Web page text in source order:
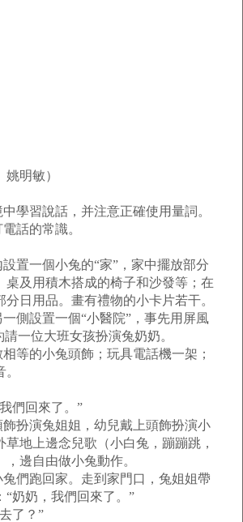
明敏）
習說話，并注意正確使用量詞。
話的常識。
一個小兔的“家”，家中擺放部分
桌及用積木搭成的椅子和沙發等；在
日用品。畫有禮物的小卡片若干。
設置一個“小醫院”，事先用屏風
一位大班女孩扮演兔奶奶。
的小兔頭飾；玩具電話機一架；
回來了。”
演兔姐姐，幼兒戴上頭飾扮演小
草地上邊念兒歌（小白兔，蹦蹦跳，
邊自由做小兔動作。
跑回家。走到家門口，兔姐姐帶
“奶奶，我們回來了。”
了？”